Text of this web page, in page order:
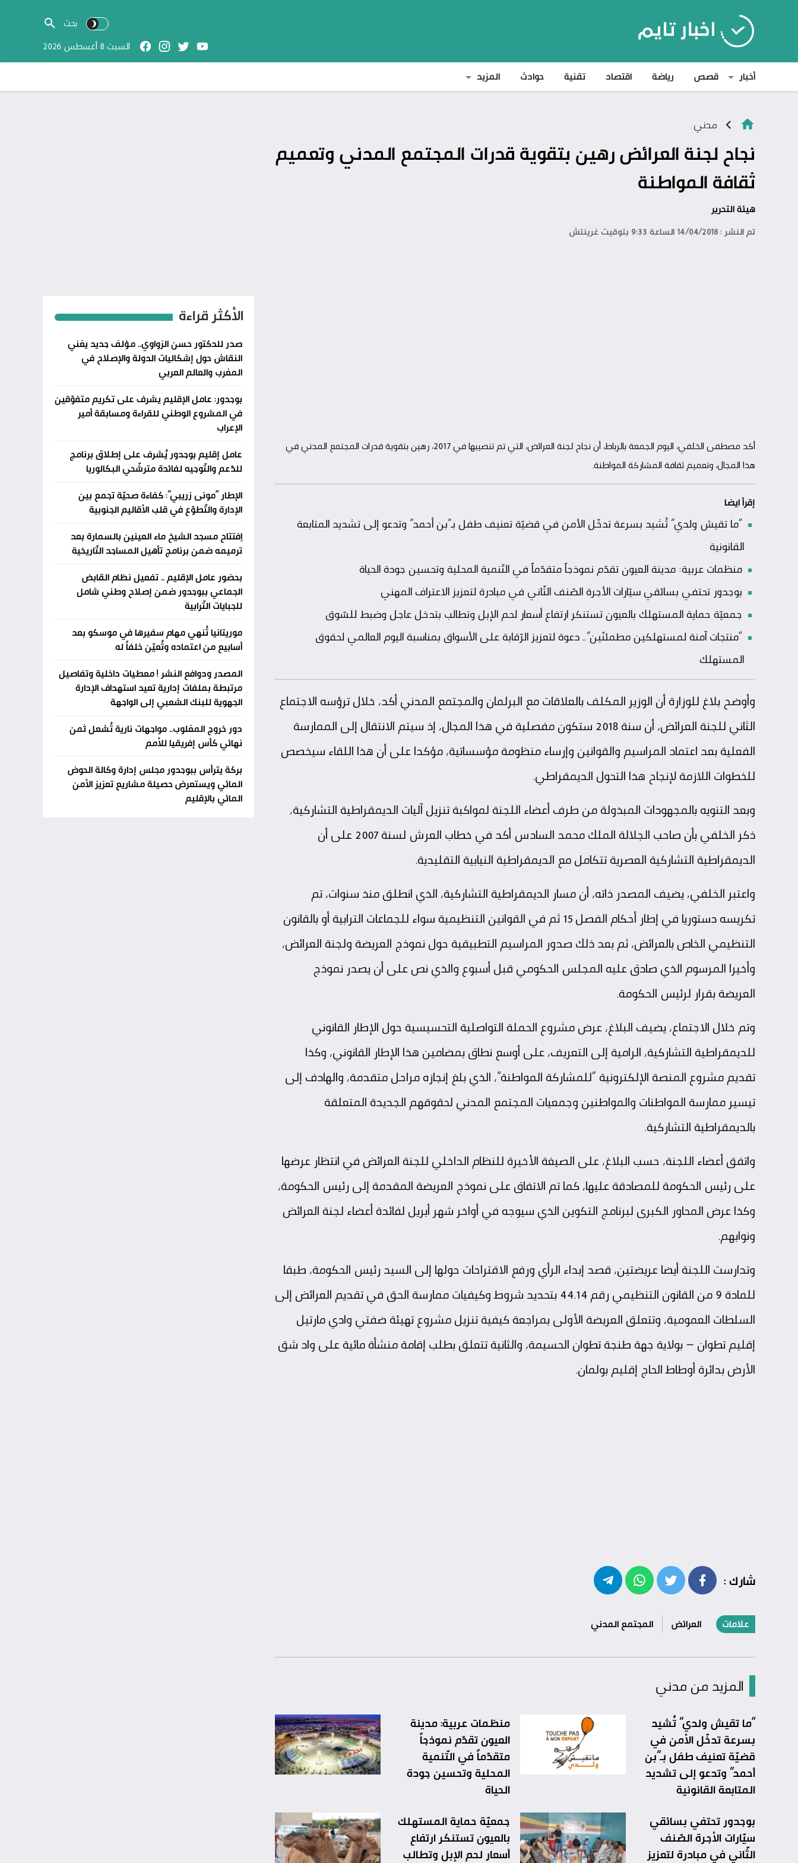
السبت 8 أغسطس 2026
أخبار
قصص رياضة اقتصاد تقنية حوادث المزيد
مدني
نجاح لجنة العرائض رهين بتقوية قدرات المجتمع المدني وتعميم
ثقافة المواطنة
هيئة التحرير
تم النشر : 14/04/2018 الساعة 9:33 بتوقيت غرينتش
أكد مصطفى الخلفي، اليوم الجمعة بالرباط، أن نجاح لجنة العرائض، التي تم تنصيبها في 2017، رهين بتقوية قدرات المجتمع المدني في
هذا المجال، وتعميم ثقافة المشاركة المواطنة.
إقرأ ايضا
“ما تقيش ولدي” تُشيد بسرعة تدخّل الأمن في قضيّة تعنيف طفل بـ”بن أحمد” وتدعو إلى تشديد المتابعة
القانونية
منظمات عربية: مدينة العيون تقدّم نموذجاً متقدّماً في التّنمية المحلية وتحسين جودة الحياة
بوجدور تحتفي بسائقي سيّارات الأجرة الصّنف الثّاني في مبادرة لتعزيز الاعتراف المهني
جمعيّة حماية المستهلك بالعيون تستنكر ارتفاع أسعار لحم الإبل وتطالب بتدخل عاجل وضبط للسّوق
“منتجات آمنة لمستهلكين مطمئنّين”.. دعوة لتعزيز الرّقابة على الأسواق بمناسبة اليوم العالمي لحقوق
المستهلك
وأوضح بلاغ للوزارة أن الوزير المكلف بالعلاقات مع البرلمان والمجتمع المدني أكد، خلال ترؤسه الاجتماع
الثاني للجنة العرائض، أن سنة 2018 ستكون مفصلية في هذا المجال، إذ سيتم الانتقال إلى الممارسة
الفعلية بعد اعتماد المراسيم والقوانين وإرساء منظومة مؤسساتية، مؤكدا على أن هذا اللقاء سيخصص
للخطوات اللازمة لإنجاح هذا التحول الديمقراطي.
وبعد التنويه بالمجهودات المبذولة من طرف أعضاء اللجنة لمواكبة تنزيل آليات الديمقراطية التشاركية،
ذكر الخلفي بأن صاحب الجلالة الملك محمد السادس أكد في خطاب العرش لسنة 2007 على أن
الديمقراطية التشاركية العصرية تتكامل مع الديمقراطية النيابية التقليدية.
واعتبر الخلفي، يضيف المصدر ذاته، أن مسار الديمقراطية التشاركية، الذي انطلق منذ سنوات، تم
تكريسه دستوريا في إطار أحكام الفصل 15 ثم في القوانين التنظيمية سواء للجماعات الترابية أو بالقانون
التنظيمي الخاص بالعرائض، ثم بعد ذلك صدور المراسيم التطبيقية حول نموذج العريضة ولجنة العرائض،
وأخيرا المرسوم الذي صادق عليه المجلس الحكومي قبل أسبوع والذي نص على أن يصدر نموذج
العريضة بقرار لرئيس الحكومة.
وتم خلال الاجتماع، يضيف البلاغ، عرض مشروع الحملة التواصلية التحسيسية حول الإطار القانوني
للديمقراطية التشاركية، الرامية إلى التعريف، على أوسع نطاق بمضامين هذا الإطار القانوني، وكذا
تقديم مشروع المنصة الإلكترونية “للمشاركة المواطنة”، الذي بلغ إنجازه مراحل متقدمة، والهادف إلى
تيسير ممارسة المواطنات والمواطنين وجمعيات المجتمع المدني لحقوقهم الجديدة المتعلقة
بالديمقراطية التشاركية.
واتفق أعضاء اللجنة، حسب البلاغ، على الصيغة الأخيرة للنظام الداخلي للجنة العرائض في انتظار عرضها
على رئيس الحكومة للمصادقة عليها، كما تم الاتفاق على نموذج العريضة المقدمة إلى رئيس الحكومة،
وكذا عرض المحاور الكبرى لبرنامج التكوين الذي سيوجه في أواخر شهر أبريل لفائدة أعضاء لجنة العرائض
ونوابهم.
وتدارست اللجنة أيضا عريضتين، قصد إبداء الرأي ورفع الاقتراحات حولها إلى السيد رئيس الحكومة، طبقا
للمادة 9 من القانون التنظيمي رقم 44.14 بتحديد شروط وكيفيات ممارسة الحق في تقديم العرائض إلى
السلطات العمومية، وتتعلق العريضة الأولى بمراجعة كيفية تنزيل مشروع تهيئة ضفتي وادي مارتيل
إقليم تطوان – بولاية جهة طنجة تطوان الحسيمة، والثانية تتعلق بطلب إقامة منشأة مائية على واد شق
الأرض بدائرة أوطاط الحاج إقليم بولمان.
شارك :
علامات العرائض المجتمع المدني
المزيد من مدني
“ما تقيش ولدي” تُشيد
بسرعة تدخّل الأمن في
قضيّة تعنيف طفل بـ”بن
أحمد” وتدعو إلى تشديد
المتابعة القانونية
منظمات عربية: مدينة
العيون تقدّم نموذجاً
متقدّماً في التّنمية
المحلية وتحسين جودة
الحياة
بوجدور تحتفي بسائقي
سيّارات الأجرة الصّنف
الثّاني في مبادرة لتعزيز
جمعيّة حماية المستهلك
بالعيون تستنكر ارتفاع
أسعار لحم الإبل وتطالب
الأكثر قراءة
صدر للدكتور حسن الزواوي.. مؤلف جديد يغني
النقاش حول إشكاليات الدولة والإصلاح في
المغرب والعالم العربي
بوجدور: عامل الإقليم يشرف على تكريم متفوّقين
في المشروع الوطني للقراءة ومسابقة أمير
الإعراب
عامل إقليم بوجدور يُشرف على إطلاق برنامج
للدّعم والتّوجيه لفائدة مترشّحي البكالوريا
الإطار “مونى زريبي”: كفاءة صحيّة تجمع بين
الإدارة والتّطوّع في قلب الأقاليم الجنوبية
اِفتتاح مسجد الشيخ ماء العينين بالسمارة بعد
ترميمه ضمن برنامج تأهيل المساجد التّاريخية
بحضور عامل الإقليم .. تفعيل نظام القابض
الجماعي ببوجدور ضمن إصلاح وطني شامل
للجبايات التّرابية
موريتانيا تُنهي مهام سفيرها في موسكو بعد
أسابيع من اعتماده وتُعيّن خلفاً له
المصدر ودوافع النشر ! معطيات داخلية وتفاصيل
مرتبطة بملفات إدارية تعيد استهداف الإدارة
الجهوية للبنك الشعبي إلى الواجهة
دور خروج المغلوب.. مواجهات نارية تُشعل ثمن
نهائي كأس إفريقيا للأمم
بركة يترأس ببوجدور مجلس إدارة وكالة الحوض
المائي ويستعرض حصيلة مشاريع تعزيز الأمن
المائي بالإقليم